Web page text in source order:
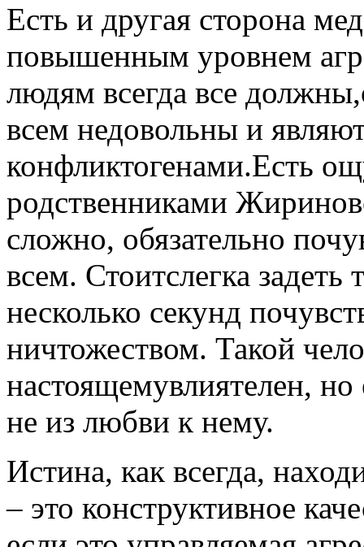
Есть и другая сторона
повышенным уровнем
людям всегда все
всем недовольны и
конфликтогенами.Есть
родственниками
сложно, обязательно
всем. Стоитслегка задеть
несколько секунд
ничтожеством. Такой
настоящемувлиятелен,
не из любви к нему.
Истина, как всегда,
– это конструктивное